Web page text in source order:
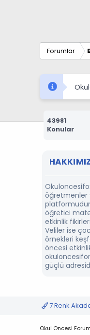
Forumlar
43981
Konular
öğretmenler
öğretici
etkinlik
Veliler ise
örnekleri
öncesi
güçlü
7 Renk
Okul Öncesi